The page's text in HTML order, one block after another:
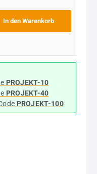
oder benutze die Schaltflächen um
In den Warenkorb
PROJEKT-10
PROJEKT-40
PROJEKT-100